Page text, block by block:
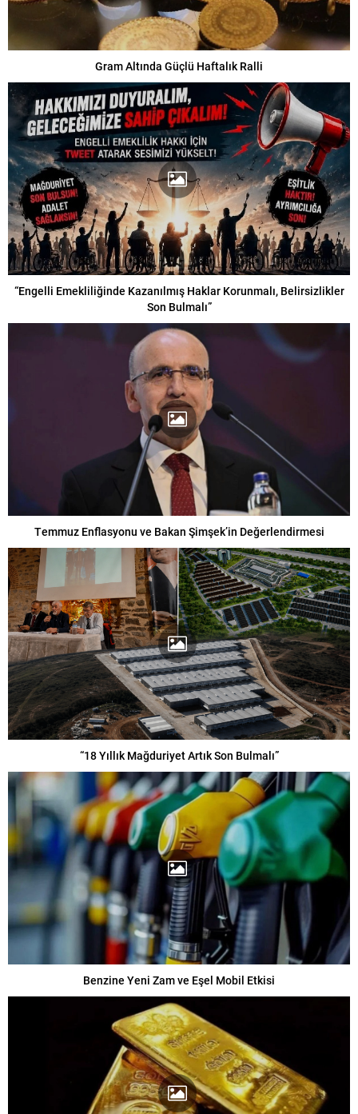
Gram Altında Güçlü Haftalık Ralli
“Engelli Emekliliğinde Kazanılmış Haklar Korunmalı, Belirsizlikler
Son Bulmalı”
Temmuz Enflasyonu ve Bakan Şimşek’in Değerlendirmesi
“18 Yıllık Mağduriyet Artık Son Bulmalı”
Benzine Yeni Zam ve Eşel Mobil Etkisi